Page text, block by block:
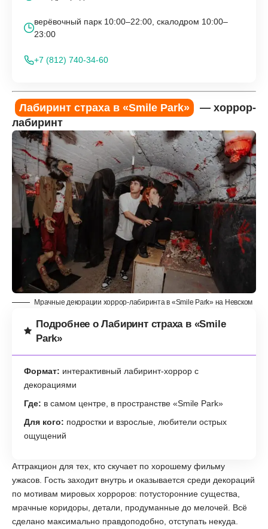
верёвочный парк 10:00–22:00, скалодром 10:00–
23:00
+7 (812) 740-34-60
Лабиринт страха в «Smile Park»
— хоррор-
лабиринт
Мрачные декорации хоррор-лабиринта в «Smile Park» на Невском
Подробнее о Лабиринт страха в «Smile
Park»
Формат: интерактивный лабиринт-хоррор с
декорациями
Где: в самом центре, в пространстве «Smile Park»
Для кого: подростки и взрослые, любители острых
ощущений
Аттракцион для тех, кто скучает по хорошему фильму
ужасов. Гость заходит внутрь и оказывается среди декораций
по мотивам мировых хорроров: потусторонние существа,
мрачные коридоры, детали, продуманные до мелочей. Всё
сделано максимально правдоподобно, отступать некуда.